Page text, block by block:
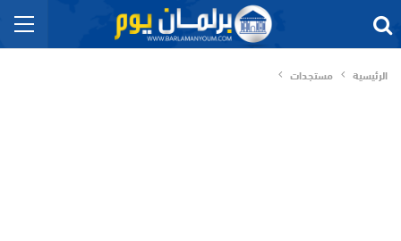
الرئيسية مستجدات